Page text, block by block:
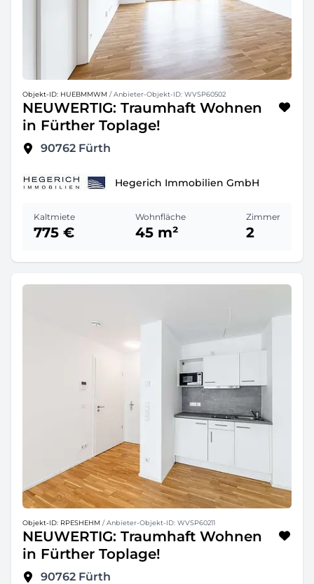
Objekt-ID: HUEBMMWM / Anbieter-Objekt-ID: WVSP60502
NEUWERTIG: Traumhaft Wohnen
in Fürther Toplage!
90762 Fürth
Hegerich Immobilien GmbH
Kaltmiete
775 €
Wohnfläche
45 m²
Zimmer
2
Objekt-ID: RPESHEHM / Anbieter-Objekt-ID: WVSP60211
NEUWERTIG: Traumhaft Wohnen
in Fürther Toplage!
90762 Fürth